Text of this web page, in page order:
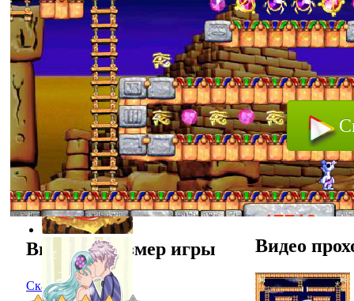
Выбрать размер игры
Скачать
Видео